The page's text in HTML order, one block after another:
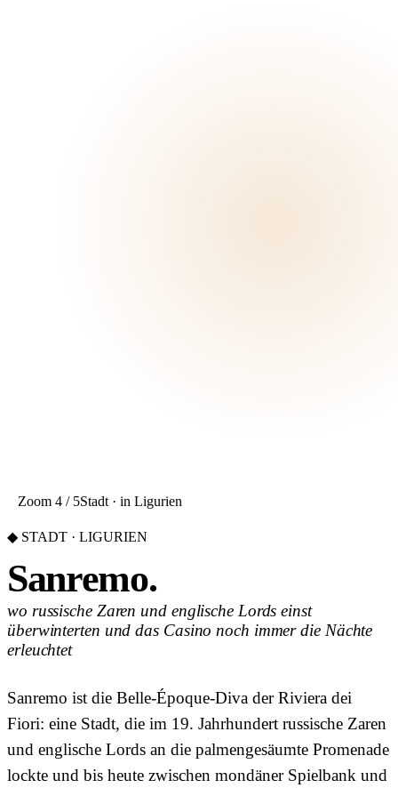
Zoom 4 / 5Stadt · in Ligurien
◆ STADT · LIGURIEN
Sanremo.
wo russische Zaren und englische Lords einst
überwinterten und das Casino noch immer die Nächte
erleuchtet
Sanremo ist die Belle-Époque-Diva der Riviera dei
Fiori: eine Stadt, die im 19. Jahrhundert russische Zaren
und englische Lords an die palmengesäumte Promenade
lockte und bis heute zwischen mondäner Spielbank und